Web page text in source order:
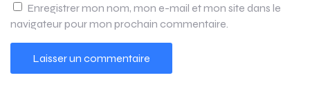
Enregistrer mon nom, mon e-mail et mon site dans le
navigateur pour mon prochain commentaire.